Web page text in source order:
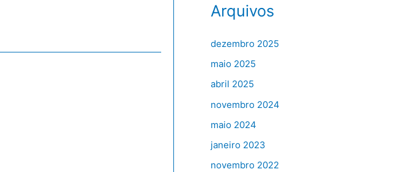
Arquivos
dezembro 2025
maio 2025
abril 2025
novembro 2024
maio 2024
janeiro 2023
novembro 2022